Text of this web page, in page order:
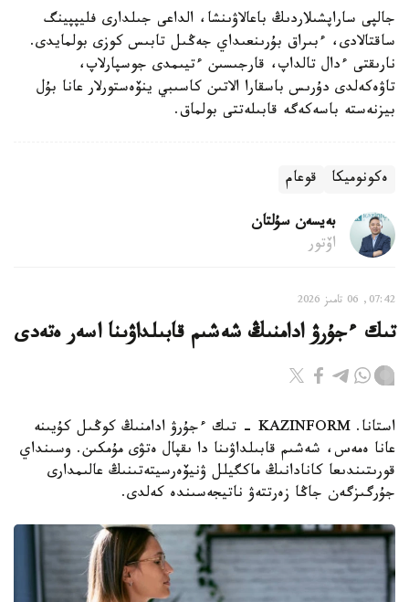
جالپى ساراپشىلاردىڭ باعالاۋىنشا، الداعى جىلدارى فليپپينگ
ساقتالادى، ءبىراق بۇرىنعىداي جەڭىل تابىس كوزى بولمايدى.
نارىقتى ءدال تالداپ، قارجىسىن ءتيىمدى جوسپارلاپ،
تاۋەكەلدى دۇرىس باسقارا الاتىن كاسىبي ينۆەستورلار عانا بۇل
بيزنەستە باسەكەگە قابىلەتتى بولماق.
ەكونوميكا قوعام
بەيسەن سۇلتان
اۆتور
07:42, 06 تامىز 2026
تىك ءجۇرۋ ادامنىڭ شەشىم قابىلداۋىنا اسەر ەتەدى
استانا. KAZINFORM - تىك ءجۇرۋ ادامنىڭ كوڭىل كۇيىنە
عانا ەمەس، شەشىم قابىلداۋىنا دا ىقپال ەتۋى مۇمكىن. وسىنداي
قورىتىندىعا كانادانىڭ ماكگيلل ۋنيۆەرسيتەتىنىڭ عالىمدارى
جۇرگىزگەن جاڭا زەرتتەۋ ناتيجەسىندە كەلدى.